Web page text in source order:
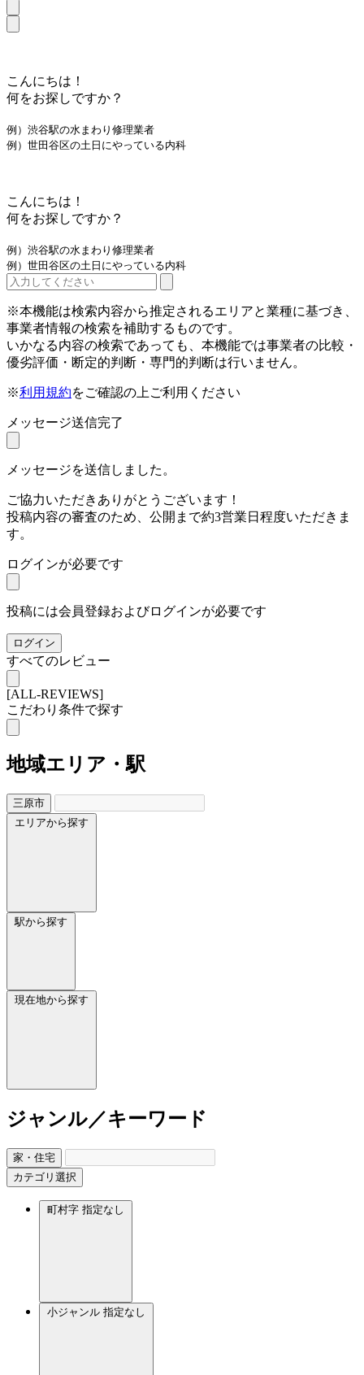
こんにちは！
何をお探しですか？
例）渋谷駅の水まわり修理業者
例）世田谷区の土日にやっている内科
こんにちは！
何をお探しですか？
例）渋谷駅の水まわり修理業者
例）世田谷区の土日にやっている内科
※本機能は検索内容から推定されるエリアと業種に基づき、
事業者情報の検索を補助するものです。
いかなる内容の検索であっても、本機能では事業者の比較・
優劣評価・断定的判断・専門的判断は行いません。
※利用規約をご確認の上ご利用ください
メッセージ送信完了
メッセージを送信しました。
ご協力いただきありがとうございます！
投稿内容の審査のため、公開まで約3営業日程度いただきま
す。
ログインが必要です
投稿には会員登録およびログインが必要です
ログイン
すべてのレビュー
[ALL-REVIEWS]
こだわり条件で探す
地域エリア・駅
三原市
エリアから探す
駅から探す
現在地から探す
ジャンル／キーワード
家・住宅
カテゴリ選択
町村字 指定なし
小ジャンル 指定なし